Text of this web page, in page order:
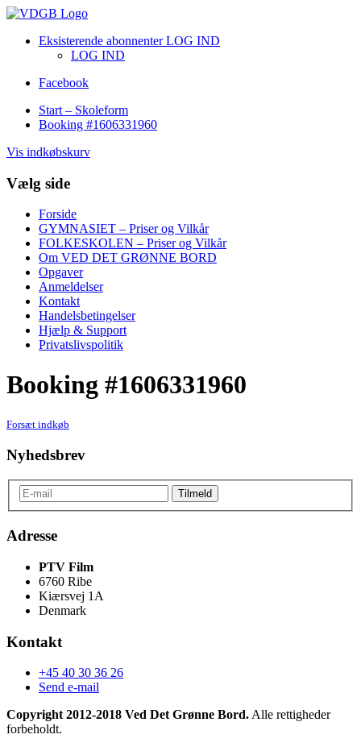
Eksisterende abonnenter LOG IND
LOG IND
Facebook
Start – Skoleform
Booking #1606331960
Vis indkøbskurv
Vælg side
Forside
GYMNASIET – Priser og Vilkår
FOLKESKOLEN – Priser og Vilkår
Om VED DET GRØNNE BORD
Opgaver
Anmeldelser
Kontakt
Handelsbetingelser
Hjælp & Support
Privatslivspolitik
Booking #1606331960
Forsæt indkøb
Nyhedsbrev
Adresse
PTV Film
6760 Ribe
Kiærsvej 1A
Denmark
Kontakt
+45 40 30 36 26
Send e-mail
Copyright 2012-2018 Ved Det Grønne Bord. Alle rettigheder
forbeholdt.